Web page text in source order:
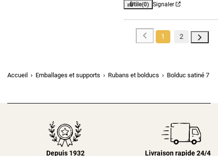
Utile(0) Signaler
1 2
Accueil Emballages et supports Rubans et bolducs Bolduc satiné 7
Depuis 1932 Livraison rapide 24/48h